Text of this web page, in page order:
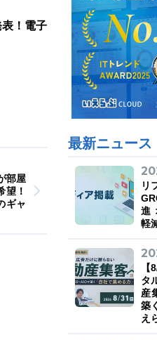
！電子
部屋
望！
ギャ
最新ニュース
リ
進
軽
タ
産
築
え